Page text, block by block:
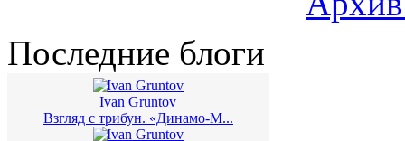
Последние блоги
Ivan Gruntov
Взгляд с трибун. «Динамо-М...